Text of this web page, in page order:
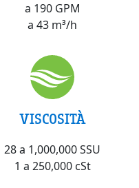
a 190 GPM
a 43 m³/h
VISCOSITÀ
28 a 1,000,000 SSU
1 a 250,000 cSt